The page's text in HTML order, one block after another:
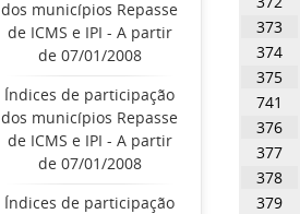
dos municípios Repasse
de ICMS e IPI - A partir
de 07/01/2008
Índices de participação
dos municípios Repasse
de ICMS e IPI - A partir
de 07/01/2008
Índices de participação
373
374
375
741
376
377
378
379